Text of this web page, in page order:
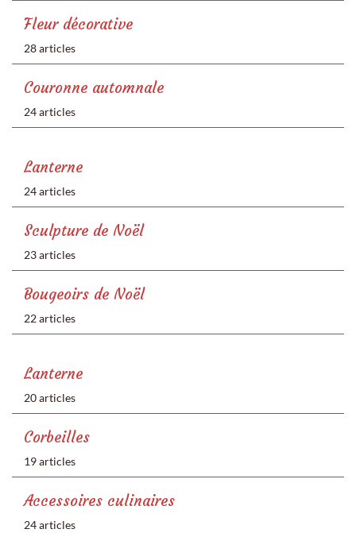
Fleur décorative
28 articles
Couronne automnale
24 articles
Lanterne
24 articles
Sculpture de Noël
23 articles
Bougeoirs de Noël
22 articles
Lanterne
20 articles
Corbeilles
19 articles
Accessoires culinaires
24 articles